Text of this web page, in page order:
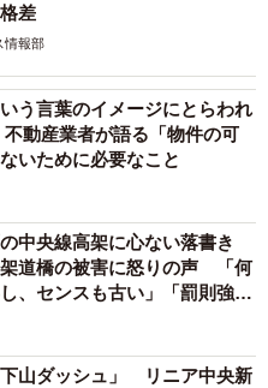
差
情報部
いう言葉のイメージにとらわれ
動産業者が語る「物件の可
いために必要なこと
中央線高架に心ない落書き
道橋の被害に怒りの声 「何
、センスも古い」「罰則強化
山ダッシュ」 リニア中央新